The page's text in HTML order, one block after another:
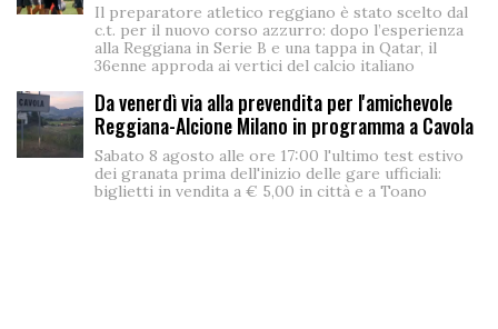
Il preparatore atletico reggiano è stato scelto dal
c.t. per il nuovo corso azzurro: dopo l’esperienza
alla Reggiana in Serie B e una tappa in Qatar, il
36enne approda ai vertici del calcio italiano
Da venerdì via alla prevendita per l'amichevole
Reggiana-Alcione Milano in programma a Cavola
Sabato 8 agosto alle ore 17:00 l'ultimo test estivo
dei granata prima dell'inizio delle gare ufficiali:
biglietti in vendita a € 5,00 in città e a Toano